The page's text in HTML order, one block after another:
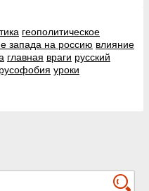
геополитическое
запада на россию влияние
главная враги русский
русофобия уроки